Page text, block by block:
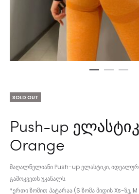
SOLD OUT
Push-up
Orange
მაღალწელიანი Push-up ელასტიკი,
გამოკვეთს უკანალს.
*ერთი ზომით პატარაა (S ზომა მიდის Xs-ზე,